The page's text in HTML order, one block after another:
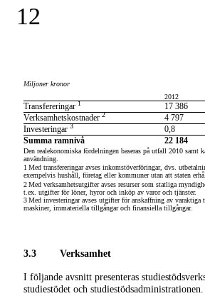
12
Miljoner kronor
2012
Transfereringar 1
17 386
Verksamhetskostnader 2
4 797
Investeringar 3
0,8
Summa ramnivå
22 184
Den realekonomiska fördelningen baseras på utfall 2010 samt
användning.
1 Med transfereringar avses inkomstöverföringar, dvs.
exempelvis hushåll, företag eller kommuner utan att staten
2Med verksamhetsutgifter avses resurser som statliga
t.ex. utgifter för löner, hyror och inköp av varor och tjänster.
3Med investeringar avses utgifter för anskaffning av varaktiga
maskiner, immateriella tillgångar och finansiella tillgångar.
3.3 Verksamhet
I följande avsnitt presenteras
studiestödet och studiestödsadministrationen.